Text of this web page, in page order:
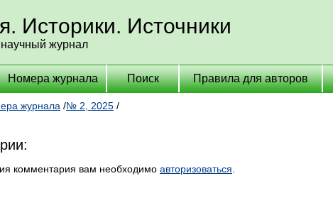
Историки. Источники
журнал
Номера журнала Поиск Правила для авторов
журнала /№ 2, 2025 /
комментария вам необходимо авторизоваться